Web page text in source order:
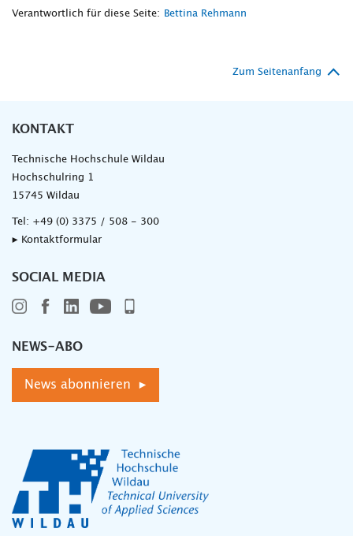
Verantwortlich für diese Seite: Bettina Rehmann
Zum Seitenanfang
KONTAKT
Technische Hochschule Wildau
Hochschulring 1
15745 Wildau
Tel: +49 (0) 3375 / 508 - 300
▸ Kontaktformular
SOCIAL MEDIA
NEWS-ABO
News abonnieren ▸